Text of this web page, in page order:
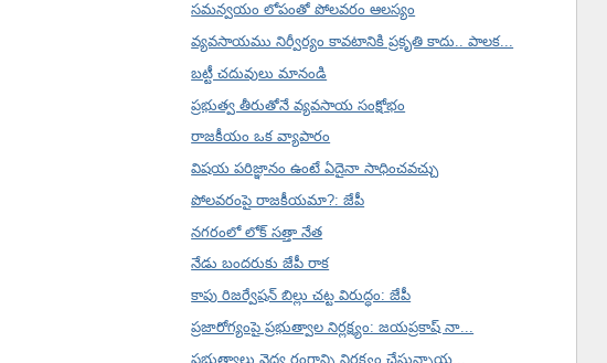
సమన్వయం లోపంతో పోలవరం ఆలస్యం
వ్యవసాయము నిర్వీర్యం కావటానికి ప్రకృతి కాదు.. పాలక...
బట్టీ చదువులు మానండి
ప్రభుత్వ తీరుతోనే వ్యవసాయ సంక్షోభం
రాజకీయం ఒక వ్యాపారం
విషయ పరిజ్ఞానం ఉంటే ఏదైనా సాధించవచ్చు
పోలవరంపై రాజకీయమా?: జేపీ
నగరంలో లోక్ సత్తా నేత
నేడు బందరుకు జేపీ రాక
కాపు రిజర్వేషన్ బిల్లు చట్ట విరుద్ధం: జేపీ
ప్రజారోగ్యంపై ప్రభుత్వాల నిర్లక్ష్యం: జయప్రకాష్ నా...
ప్రభుత్వాలు వైద్య రంగాన్ని నిర్లక్ష్యం చేస్తున్నాయ...